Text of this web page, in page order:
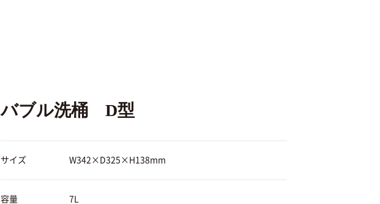
バブル洗桶 D型
サイズ W342×D325×H138mm
容量 7L